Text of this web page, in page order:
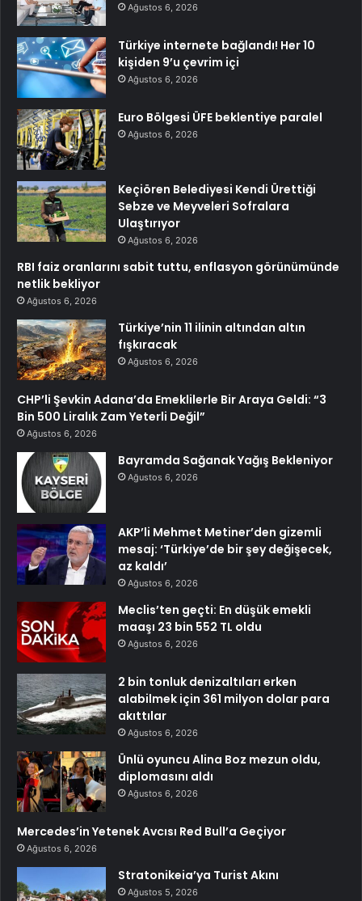
Ağustos 6, 2026
Türkiye internete bağlandı! Her 10
kişiden 9’u çevrim içi
Ağustos 6, 2026
Euro Bölgesi ÜFE beklentiye paralel
Ağustos 6, 2026
Keçiören Belediyesi Kendi Ürettiği
Sebze ve Meyveleri Sofralara
Ulaştırıyor
Ağustos 6, 2026
RBI faiz oranlarını sabit tuttu, enflasyon görünümünde
netlik bekliyor
Ağustos 6, 2026
Türkiye’nin 11 ilinin altından altın
fışkıracak
Ağustos 6, 2026
CHP’li Şevkin Adana’da Emeklilerle Bir Araya Geldi: “3
Bin 500 Liralık Zam Yeterli Değil”
Ağustos 6, 2026
Bayramda Sağanak Yağış Bekleniyor
Ağustos 6, 2026
AKP’li Mehmet Metiner’den gizemli
mesaj: ‘Türkiye’de bir şey değişecek,
az kaldı’
Ağustos 6, 2026
Meclis’ten geçti: En düşük emekli
maaşı 23 bin 552 TL oldu
Ağustos 6, 2026
2 bin tonluk denizaltıları erken
alabilmek için 361 milyon dolar para
akıttılar
Ağustos 6, 2026
Ünlü oyuncu Alina Boz mezun oldu,
diplomasını aldı
Ağustos 6, 2026
Mercedes’in Yetenek Avcısı Red Bull’a Geçiyor
Ağustos 6, 2026
Stratonikeia’ya Turist Akını
Ağustos 5, 2026